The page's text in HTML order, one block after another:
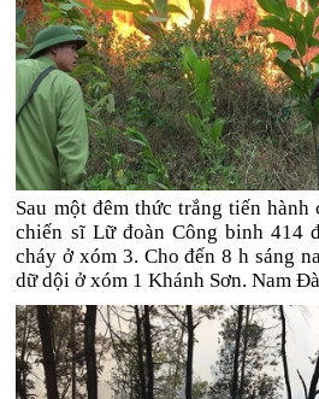
Sau một đêm thức trắng tiến hành
chiến sĩ Lữ đoàn Công binh 414
cháy ở xóm 3. Cho đến 8 h sáng
dữ dội ở xóm 1 Khánh Sơn. Nam